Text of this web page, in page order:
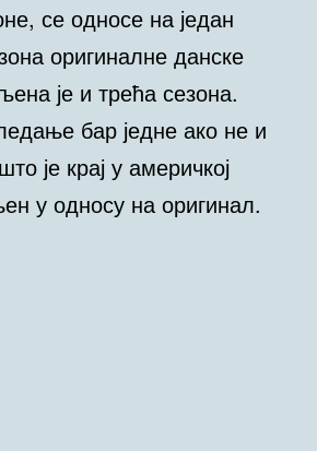
се односе на један
оригиналне данске
је и трећа сезона.
бар једне ако не и
је крај у америчкој
у односу на оригинал.